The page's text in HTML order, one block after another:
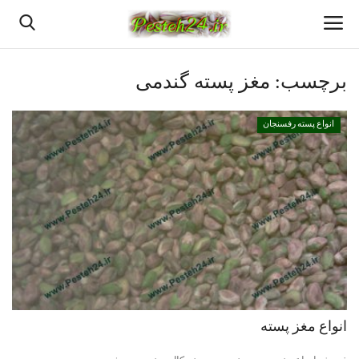
خانه
پسته اعلا رفسنجان
قیمت روزانه پسته رفسنجان
بهترین پسته رفسنجان
پسته رفسنجان
انواع پسته رفسنجان
خرید پسته رفسنجان
برچسب: مغز پسته گندمی
انواع پسته رفسنجان
انواع مغز پسته